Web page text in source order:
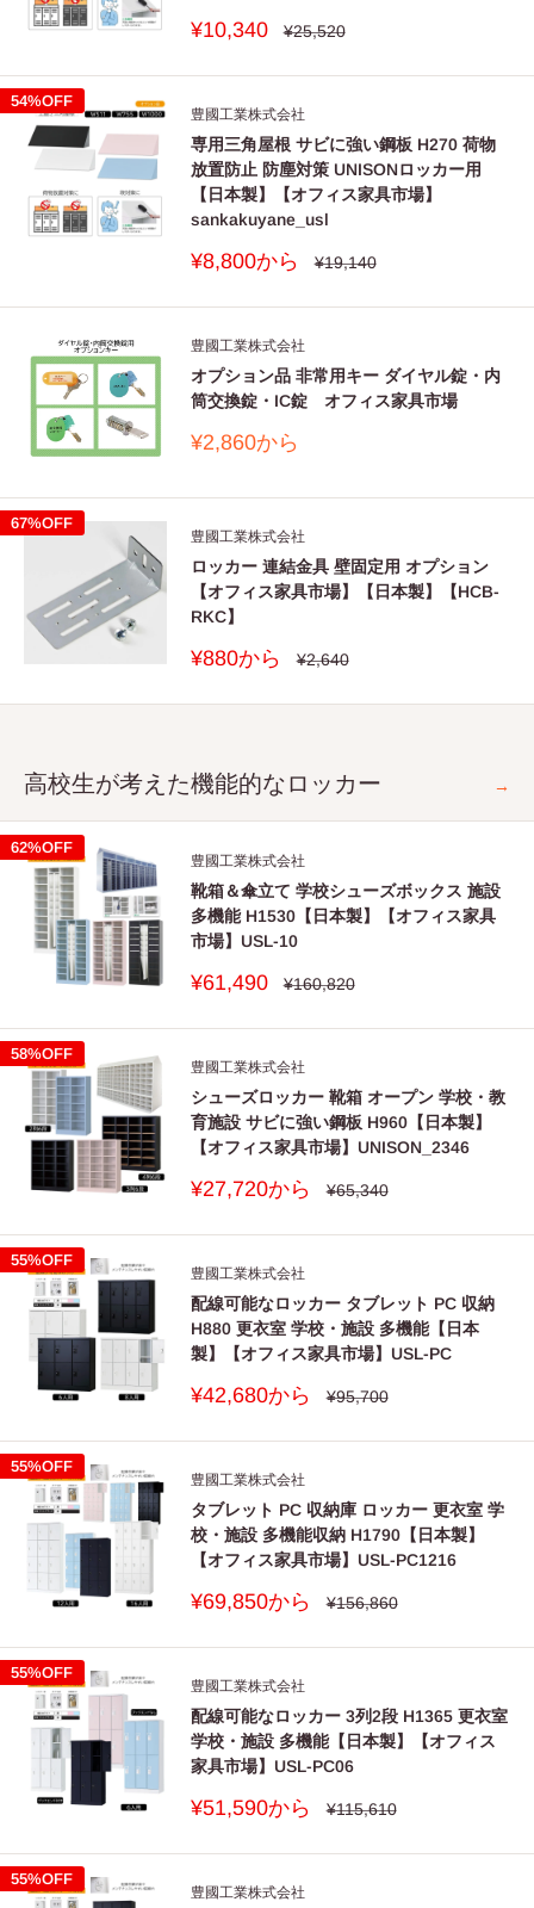
し兼ねます。
ラインに準拠し、お買い上げの日から下記の年限とさせて
いただきます。
1年
外観・表面
仕上げ
塗装・樹脂部品の変色、退色や磨耗
強度・構造体にかかわる破損
※使用頻度としましては、週40時間（週5日として1日8時間）の
労働時間を想定しています。
■アフタ一部品は製品廃番後5年間対応いたします。
無料修理規定
保証項目は日本国内においてのみ有効となります。
保証期間中に、取扱説明書の注意書にしたがった正常な使
に本製品と同等の機能部材を使用する場合があります。
とがありますので、あらかじめご了承願います。
3
お買い上げ日から保証期間中に故障が発生した場合はお買
い上げの販売店へご相談ください。
4
保証期間が過ぎた後や保証が適用されない故障につきまし
ては、有料にて修理を承ります。
5
保証期間内でも以下の場合は有料となりますのでご了承願
います。
（イ）消耗部品（弊社指定部品）の交換
（口）第三者から転売・譲渡を受けた場合
（ハ）中古品を購入した場合
（二）火災・水害・塩害・ガス害や地震などの天災地変に
（ホ）故意・過失に関係なく、使用上の誤りによる故障ま
たは破損
（へ）加工・改造、不当な修理による故障または破損
（卜）屋外・温浴施設・プールなどで使用された場合の故
障または破損（一部製品を除く）
（チ）使用上の消耗により発生する異音などの現象変質ま
（リ）外観の傷・ヘこみ・変形や再現のできない不良
（ヌ）一般的に品質や機能上、影蓉のない感応的現象（に
おい、音嗚りや振動など）
その他の部品は容易に取り外しが
再生資源とし
材質ごとに分別できる工夫を図っ
ていること。
ア 主要材料がプラスチックの場合
イ
植物を原料とするプラスチックであって環境負荷低減効果
が確認されてものがプラスチック量重の25%以上使用され
ていること、かつ、バイオベース合成ポリマー含有率1が
■主要材料が木材の場合
欠の工の要件を満たすとともに、使用している原料に応じ、ア、
イ及びウの要件を満たすこと。
間伐材は、伐採に当たって、原木の生産された国又は地域
れたものであること。
ウ
上記ア以外の場合にあっては、原料の原木は、伐係に当た
って、原木の生産された国又は地域における森林に関する
法令に照らして手続きが適切になされたものであること。
材料からホルムアルデヒ卜の放散速度が、0 .02mg/m2 以
■ 主要材料が紙の場合
ア 紙の原料は古紙パルプ配合率50%以上であること。
イ
その原料の原木は、伐採に当たって、原木の生産された国
又は地域における森林に関する法令に照らして手続が適切
になされたものであること。
上記イについては、間伐材により製造されたバージンパル
プ及び合板 ・製材工場から発生する端材、林地残材・小
径木等の再生資源により製造されたパージンパルプのう
ち、合板・製材工場から発生する端材、林地残材・小径木
等の再生資源により製造されたパージンパルプには適用し
ない。
保守部品又は消耗品の供給期間は、当該製品の製造終了5年以
上とすること。
※保守部品又は消耗品に関して
基本的な性能を一定期間維持するために、交換、補充用として
供給することによりその製品の性能が回復可能な以下の部品
【 キャスター、アジャスター、脚端具、鍵 】（同等の性能を
※参照 グリーン購入法の手引き［オフィス家具等］第10 版 20 18
年7 月より
販
価
¥10,340
通
格
¥25,520
54%OFF
豊國工業株式会社
専用三角屋根 サビに強い鋼板 H270 荷物
放置防止 防塵対策 UNISONロッカー用
【日本製】【オフィス家具市場】
sankakuyane_usl
販
価
¥8,800から
通
格
¥19,140
豊國工業株式会社
オプション品 非常用キー ダイヤル錠・内
筒交換錠・IC錠 オフィス家具市場
販
格
¥2,860から
67%OFF
豊國工業株式会社
ロッカー 連結金具 壁固定用 オプション
【オフィス家具市場】【日本製】【HCB-
RKC】
販
価
¥880から
通
格
¥2,640
高校生が考えた機能的なロッカー →
62%OFF
豊國工業株式会社
靴箱＆傘立て 学校シューズボックス 施設
多機能 H1530【日本製】【オフィス家具
市場】USL-10
販
価
¥61,490
通
格
¥160,820
58%OFF
豊國工業株式会社
シューズロッカー 靴箱 オープン 学校・教
育施設 サビに強い鋼板 H960【日本製】
【オフィス家具市場】UNISON_2346
販
価
¥27,720から
通
格
¥65,340
55%OFF
豊國工業株式会社
配線可能なロッカー タブレット PC 収納
H880 更衣室 学校・施設 多機能【日本
製】【オフィス家具市場】USL-PC
販
価
¥42,680から
通
格
¥95,700
55%OFF
豊國工業株式会社
タブレット PC 収納庫 ロッカー 更衣室 学
校・施設 多機能収納 H1790【日本製】
【オフィス家具市場】USL-PC1216
販
価
¥69,850から
通
格
¥156,860
55%OFF
豊國工業株式会社
配線可能なロッカー 3列2段 H1365 更衣室
学校・施設 多機能【日本製】【オフィス
家具市場】USL-PC06
販
価
¥51,590から
通
格
¥115,610
55%OFF
豊國工業株式会社